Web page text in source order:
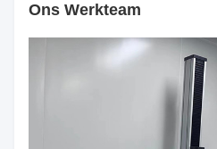
Ons Werkteam